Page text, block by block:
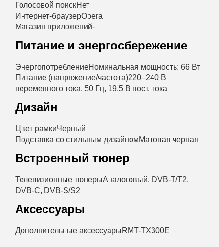
Голосовой поискНет
Интернет-браузерOpera
Магазин приложений-
Питание и энергосбережение
ЭнергопотреблениеНоминальная мощность: 66 Вт
Питание (напряжение/частота)220–240 В
переменного тока, 50 Гц, 19,5 В пост. тока
Дизайн
Цвет рамкиЧерный
Подставка со стильным дизайномМатовая черная
Встроенный тюнер
Телевизионные тюнерыАналоговый, DVB-T/T2,
DVB-C, DVB-S/S2
Аксессуары
Дополнительные аксессуарыRMT-TX300E